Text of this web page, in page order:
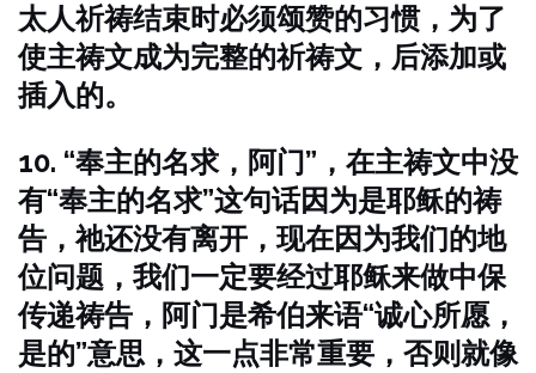
太人祈祷结束时必须颂赞的习惯，为了
使主祷文成为完整的祈祷文，后添加或
插入的。
10. “奉主的名求，阿门”，在主祷文中没
有“奉主的名求”这句话因为是耶稣的祷
告，祂还没有离开，现在因为我们的地
位问题，我们一定要经过耶稣来做中保
传递祷告，阿门是希伯来语“诚心所愿，
是的”意思，这一点非常重要，否则就像